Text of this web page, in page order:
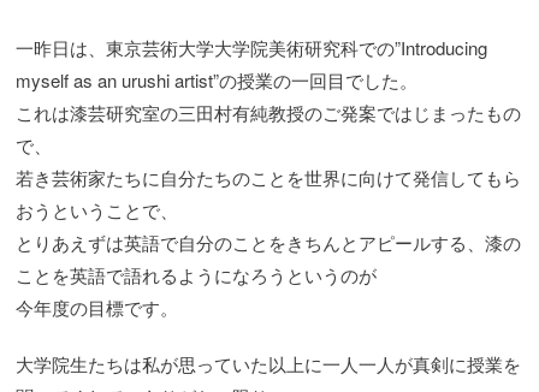
一昨日は、東京芸術大学大学院美術研究科での”Introducing
myself as an urushi artist”の授業の一回目でした。
これは漆芸研究室の三田村有純教授のご発案ではじまったもの
で、
若き芸術家たちに自分たちのことを世界に向けて発信してもら
おうということで、
とりあえずは英語で自分のことをきちんとアピールする、漆の
ことを英語で語れるようになろうというのが
今年度の目標です。
大学院生たちは私が思っていた以上に一人一人が真剣に授業を